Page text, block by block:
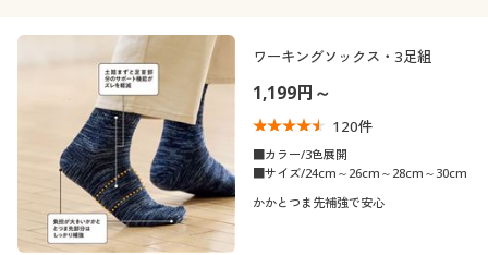
ワーキングソックス・3足組
1,199円～
120件
■カラー/3色展開
■サイズ/24cm～26cm～28cm～30cm
かかとつま先補強で安心